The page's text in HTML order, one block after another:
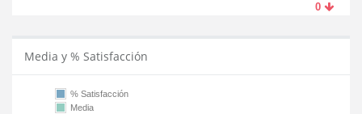
0
Media y % Satisfacción
% Satisfacción
Media